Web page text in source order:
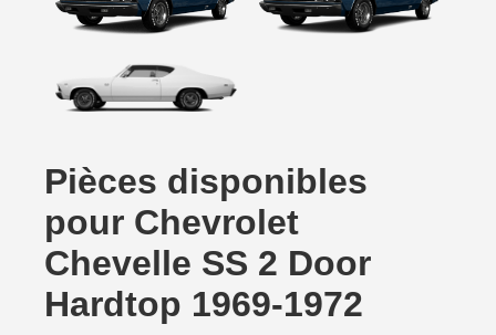
Pièces disponibles
pour Chevrolet
Chevelle SS 2 Door
Hardtop 1969-1972